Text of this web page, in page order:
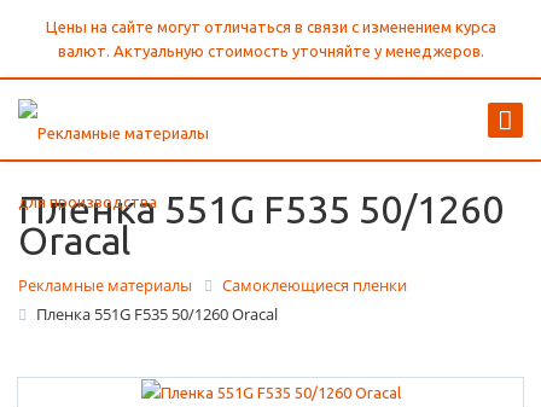
Цены на сайте могут отличаться в связи с изменением курса
валют. Актуальную стоимость уточняйте у менеджеров.
Пленка 551G F535 50/1260
Oracal
Рекламные материалы
Самоклеющиеся пленки
Пленка 551G F535 50/1260 Oracal